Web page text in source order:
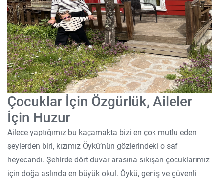
Çocuklar İçin Özgürlük, Aileler
İçin Huzur
Ailece yaptığımız bu kaçamakta bizi en çok mutlu eden
şeylerden biri, kızımız Öykü’nün gözlerindeki o saf
heyecandı. Şehirde dört duvar arasına sıkışan çocuklarımız
için doğa aslında en büyük okul. Öykü, geniş ve güvenli